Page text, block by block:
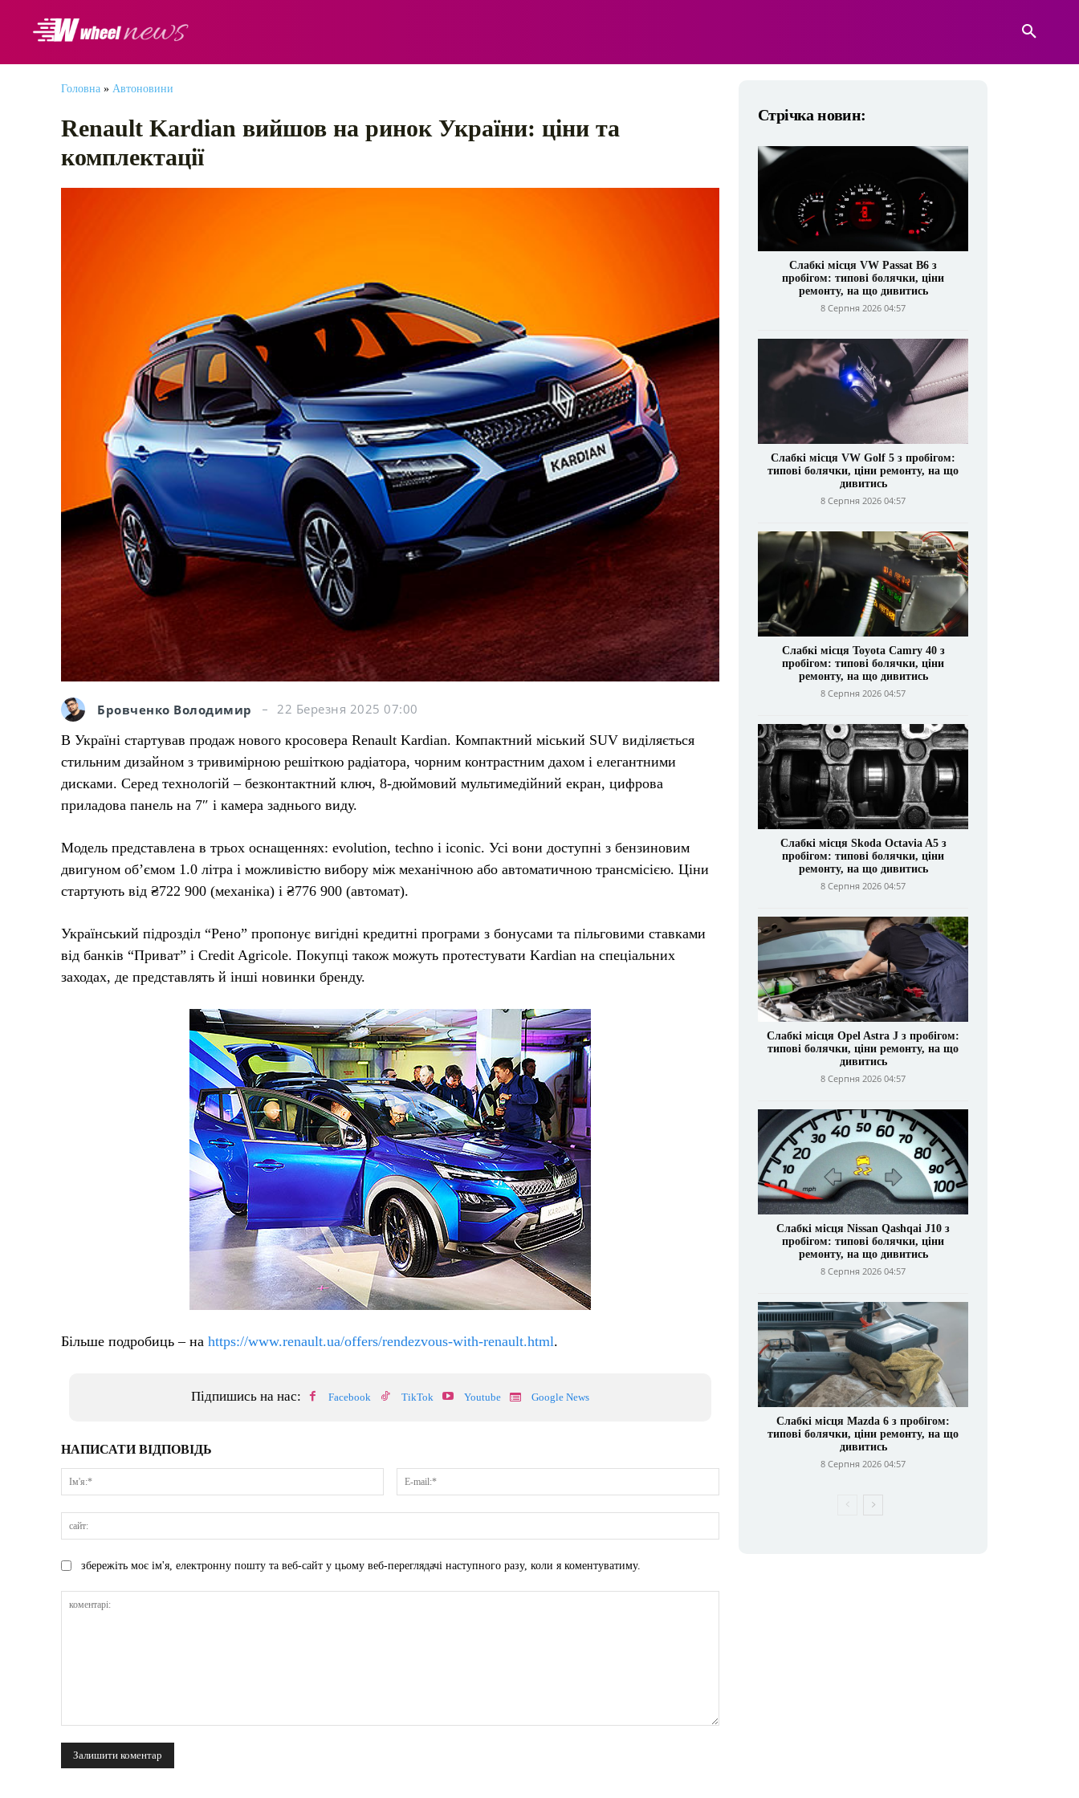
Головна » Автоновини
Renault Kardian вийшов на ринок України: ціни та
комплектації
Бровченко Володимир
22 Березня 2025 07:00
В Україні стартував продаж нового кросовера Renault Kardian. Компактний міський SUV виділяється
стильним дизайном з тривимірною решіткою радіатора, чорним контрастним дахом і елегантними
дисками. Серед технологій – безконтактний ключ, 8-дюймовий мультимедійний екран, цифрова
приладова панель на 7″ і камера заднього виду.
Модель представлена в трьох оснащеннях: evolution, techno і iconic. Усі вони доступні з бензиновим
двигуном об’ємом 1.0 літра і можливістю вибору між механічною або автоматичною трансмісією. Ціни
стартують від ₴722 900 (механіка) і ₴776 900 (автомат).
Український підрозділ “Рено” пропонує вигідні кредитні програми з бонусами та пільговими ставками
від банків “Приват” і Credit Agricole. Покупці також можуть протестувати Kardian на спеціальних
заходах, де представлять й інші новинки бренду.
Більше подробиць – на https://www.renault.ua/offers/rendezvous-with-renault.html.
Підпишись на нас: Facebook TikTok Youtube Google News
НАПИСАТИ ВІДПОВІДЬ
Ім'я:*
mail:*
збережіть моє ім'я, електронну пошту та веб-сайт у цьому веб-переглядачі наступного разу, коли я коментуватиму.
Стрічка новин:
Слабкі місця VW Passat B6 з
пробігом: типові болячки, ціни
ремонту, на що дивитись
8 Серпня 2026 04:57
Слабкі місця VW Golf 5 з пробігом:
типові болячки, ціни ремонту, на що
дивитись
8 Серпня 2026 04:57
Слабкі місця Toyota Camry 40 з
пробігом: типові болячки, ціни
ремонту, на що дивитись
8 Серпня 2026 04:57
Слабкі місця Skoda Octavia A5 з
пробігом: типові болячки, ціни
ремонту, на що дивитись
8 Серпня 2026 04:57
Слабкі місця Opel Astra J з пробігом:
типові болячки, ціни ремонту, на що
дивитись
8 Серпня 2026 04:57
Слабкі місця Nissan Qashqai J10 з
пробігом: типові болячки, ціни
ремонту, на що дивитись
8 Серпня 2026 04:57
Слабкі місця Mazda 6 з пробігом:
типові болячки, ціни ремонту, на що
дивитись
8 Серпня 2026 04:57